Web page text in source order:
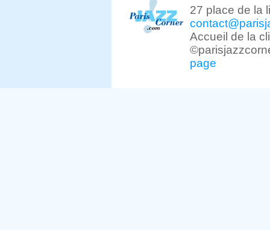
27 place de la
Accueil de la
page